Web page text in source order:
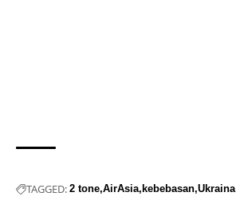
TAGGED: 2 tone AirAsia kebebasan Ukraina